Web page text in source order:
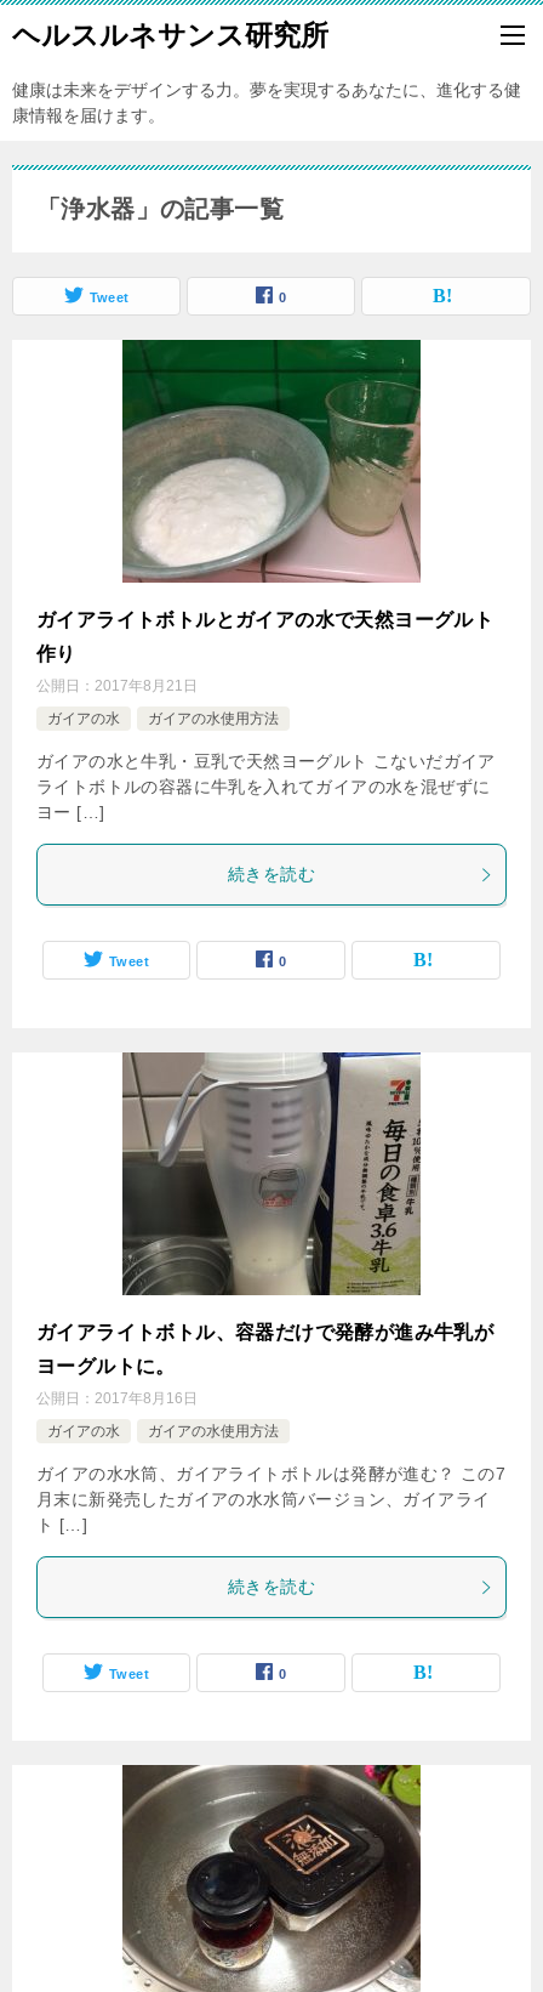
ヘルスルネサンス研究所
健康は未来をデザインする力。夢を実現するあなたに、進化する健
康情報を届けます。
「浄水器」の記事一覧
Tweet 0
ガイアライトボトルとガイアの水で天然ヨーグルト
作り
公開日： 2017年8月21日
ガイアの水
ガイアの水使用方法
ガイアの水と牛乳・豆乳で天然ヨーグルト こないだガイア
ライトボトルの容器に牛乳を入れてガイアの水を混ぜずに
ヨー […]
続きを読む
Tweet 0
ガイアライトボトル、容器だけで発酵が進み牛乳が
ヨーグルトに。
公開日： 2017年8月16日
ガイアの水
ガイアの水使用方法
ガイアの水水筒、ガイアライトボトルは発酵が進む？ この7
月末に新発売したガイアの水水筒バージョン、ガイアライ
ト […]
続きを読む
Tweet 0